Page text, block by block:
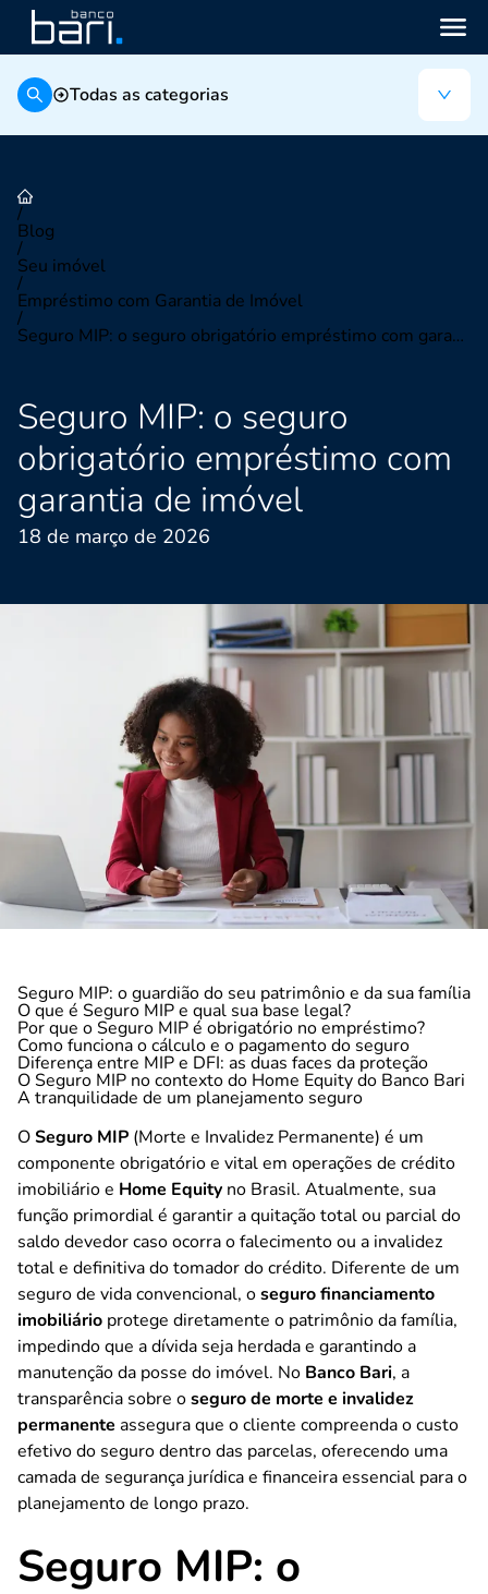
Todas as categorias
/
Blog
/
Seu imóvel
/
Empréstimo com Garantia de Imóvel
/
Seguro MIP: o seguro obrigatório empréstimo com garantia de imóvel
Seguro MIP: o seguro
obrigatório empréstimo com
garantia de imóvel
18 de março de 2026
Seguro MIP: o guardião do seu patrimônio e da sua família
O que é Seguro MIP e qual sua base legal?
Por que o Seguro MIP é obrigatório no empréstimo?
Como funciona o cálculo e o pagamento do seguro
Diferença entre MIP e DFI: as duas faces da proteção
O Seguro MIP no contexto do Home Equity do Banco Bari
A tranquilidade de um planejamento seguro
OSeguro MIP (Morte e Invalidez Permanente) é um
componente obrigatório e vital em operações de crédito
imobiliário e Home Equity no Brasil. Atualmente, sua
função primordial é garantir a quitação total ou parcial do
saldo devedor caso ocorra o falecimento ou a invalidez
total e definitiva do tomador do crédito. Diferente de um
seguro de vida convencional, oseguro financiamento
imobiliário protege diretamente o patrimônio da família,
impedindo que a dívida seja herdada e garantindo a
manutenção da posse do imóvel. No Banco Bari, a
transparência sobre oseguro de morte e invalidez
permanente assegura que o cliente compreenda o custo
efetivo do seguro dentro das parcelas, oferecendo uma
camada de segurança jurídica e financeira essencial para o
planejamento de longo prazo.
Seguro MIP: o